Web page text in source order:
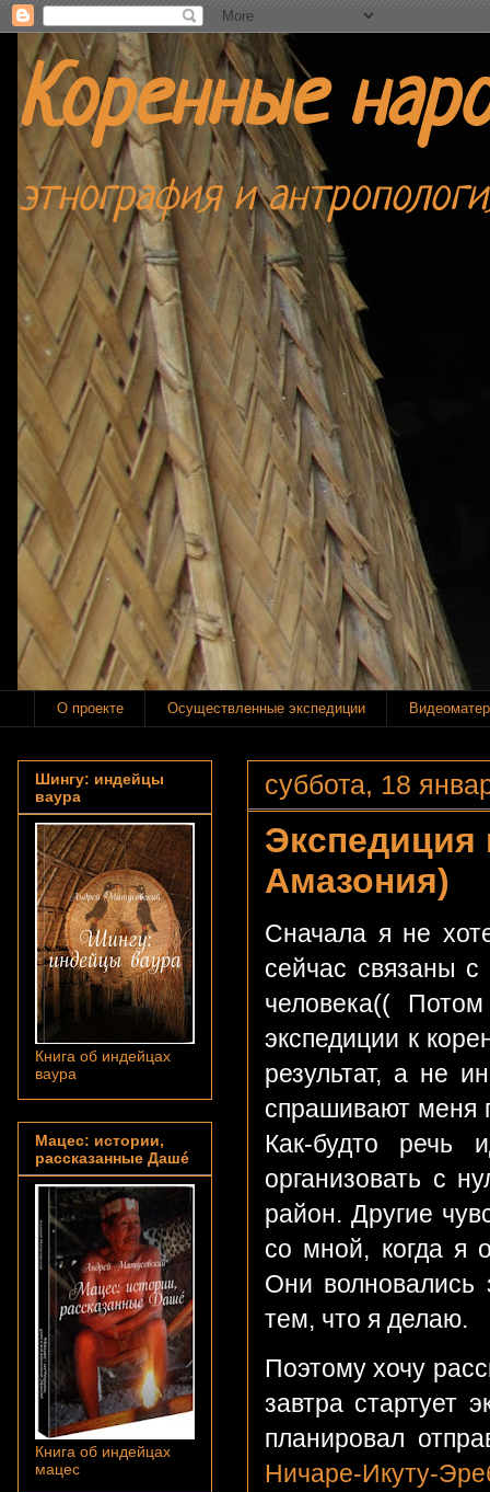
Коренные
этнография и
О проекте Осуществленные экспедиции
суббота, 18
Экспедиция
Амазония)
Сначала я не
сейчас связаны с
человека((
экспедиции к
результат, а не
спрашивают меня
Как-будто речь
организовать с
район. Другие
со мной, когда я
Они
тем, что я делаю.
Поэтому хочу
завтра стартует
планировал
Ничаре-Икуту-
Шингу: индейцы
ваура
Книга об индейцах
ваура
Мацес: истории,
рассказанные Дашé
Книга об индейцах
мацес